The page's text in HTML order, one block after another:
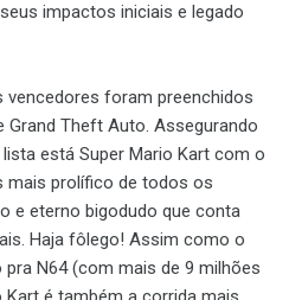
impactos iniciais e legado
vencedores foram preenchidos
Grand Theft Auto. Assegurando
está Super Mario Kart com o
mais prolífico de todos os
e eterno bigodudo que conta
Haja fôlego! Assim como o
N64 (com mais de 9 milhões